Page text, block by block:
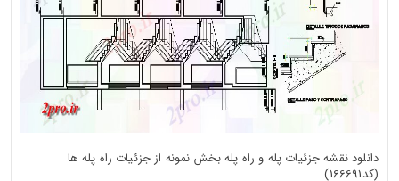
دانلود نقشه جزئیات پله و راه پله بخش نمونه از جزئیات راه پله ها
(کد166691)